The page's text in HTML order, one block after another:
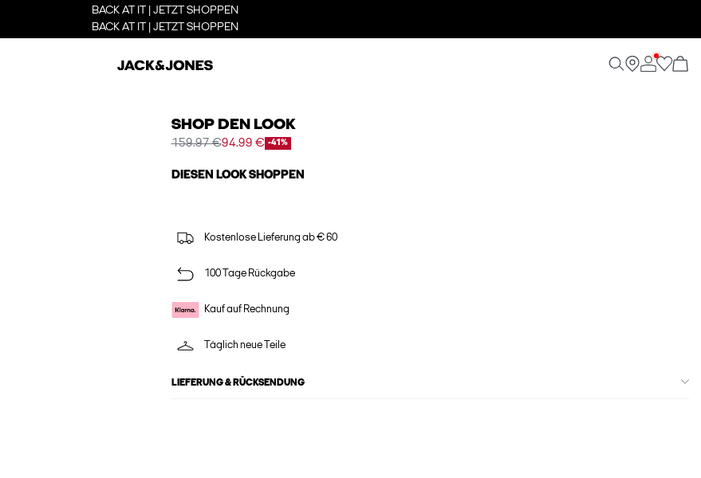
BACK AT IT | JETZT SHOPPEN
BACK AT IT | JETZT SHOPPEN
SHOP DEN LOOK
159.97 €94.99 € -41%
DIESEN LOOK SHOPPEN
Kostenlose Lieferung ab € 60
100 Tage Rückgabe
Kauf auf Rechnung
Täglich neue Teile
LIEFERUNG & RÜCKSENDUNG